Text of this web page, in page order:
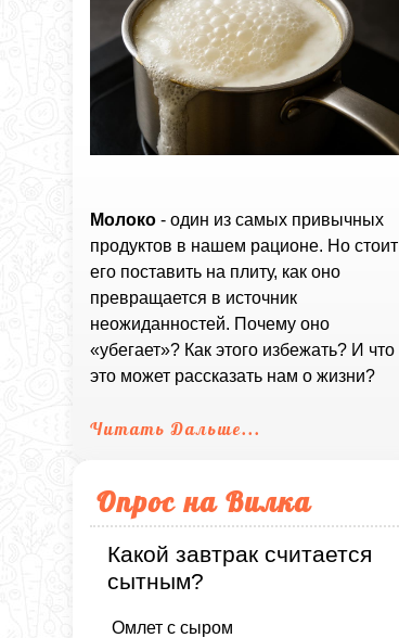
Молоко - один из самых привычных
продуктов в нашем рационе. Но стоит
его поставить на плиту, как оно
превращается в источник
неожиданностей. Почему оно
«убегает»? Как этого избежать? И что
это может рассказать нам о жизни?
Читать Дальше...
Опрос на Вилка
Какой завтрак считается
сытным?
Омлет с сыром